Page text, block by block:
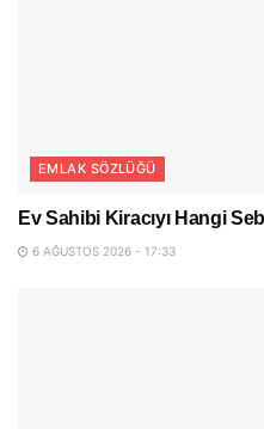
EMLAK SÖZLÜĞÜ
Ev Sahibi Kiracıyı Hangi
6 AĞUSTOS 2026 - 17:33